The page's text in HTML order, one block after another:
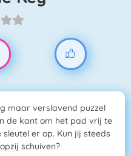
maar verslavend puzzel
de kant om het pad vrij te
er op. Kun jij steeds
schuiven?